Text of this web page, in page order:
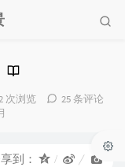
次浏览
25 条评论
到：